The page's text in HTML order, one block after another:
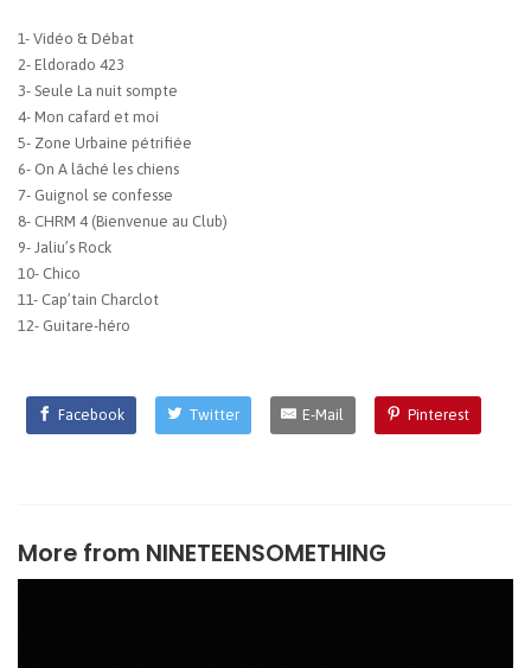
1- Vidéo & Débat
2- Eldorado 423
3- Seule La nuit sompte
4- Mon cafard et moi
5- Zone Urbaine pétrifiée
6- On A lâché les chiens
7- Guignol se confesse
8- CHRM 4 (Bienvenue au Club)
9- Jaliu’s Rock
10- Chico
11- Cap’tain Charclot
12- Guitare-héro
Facebook Twitter E-Mail Pinterest
More from NINETEENSOMETHING